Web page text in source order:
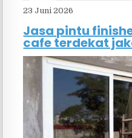
23 Juni 2026
Jasa pintu
cafe terdekat